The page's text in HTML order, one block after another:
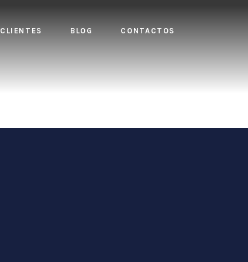
CLIENTES BLOG CONTACTOS